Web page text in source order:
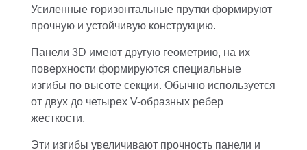
Усиленные горизонтальные прутки формируют
прочную и устойчивую конструкцию.
Панели 3D имеют другую геометрию, на их
поверхности формируются специальные
изгибы по высоте секции. Обычно используется
от двух до четырех V-образных ребер
жесткости.
Эти изгибы увеличивают прочность панели и